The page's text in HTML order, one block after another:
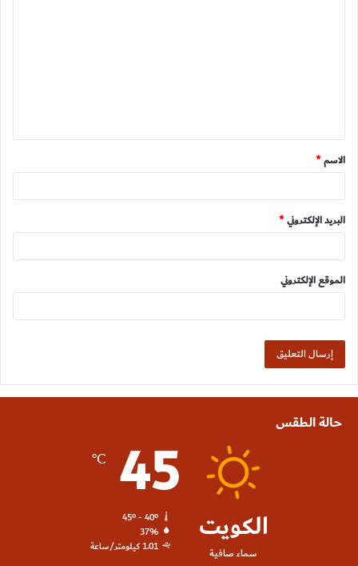
ق
*
الاسم*
البريد الإلكتروني*
الموقع الإلكتروني
حالة الطقس
الكويت
سماء صافية
45
℃
45º - 40º
37%
1.01 كيلومتر/ساعة